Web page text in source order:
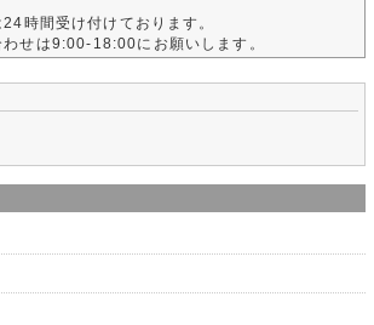
時間受け付けております。
わせは9:00-18:00にお願いします。